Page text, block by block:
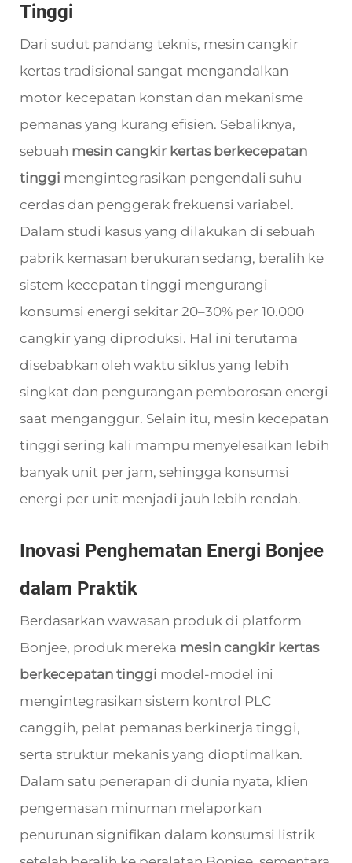
Tinggi
Dari sudut pandang teknis, mesin cangkir
kertas tradisional sangat mengandalkan
motor kecepatan konstan dan mekanisme
pemanas yang kurang efisien. Sebaliknya,
sebuah mesin cangkir kertas berkecepatan
tinggi mengintegrasikan pengendali suhu
cerdas dan penggerak frekuensi variabel.
Dalam studi kasus yang dilakukan di sebuah
pabrik kemasan berukuran sedang, beralih ke
sistem kecepatan tinggi mengurangi
konsumsi energi sekitar 20–30% per 10.000
cangkir yang diproduksi. Hal ini terutama
disebabkan oleh waktu siklus yang lebih
singkat dan pengurangan pemborosan energi
saat menganggur. Selain itu, mesin kecepatan
tinggi sering kali mampu menyelesaikan lebih
banyak unit per jam, sehingga konsumsi
energi per unit menjadi jauh lebih rendah.
Inovasi Penghematan Energi Bonjee
dalam Praktik
Berdasarkan wawasan produk di platform
Bonjee, produk mereka mesin cangkir kertas
berkecepatan tinggi model-model ini
mengintegrasikan sistem kontrol PLC
canggih, pelat pemanas berkinerja tinggi,
serta struktur mekanis yang dioptimalkan.
Dalam satu penerapan di dunia nyata, klien
pengemasan minuman melaporkan
penurunan signifikan dalam konsumsi listrik